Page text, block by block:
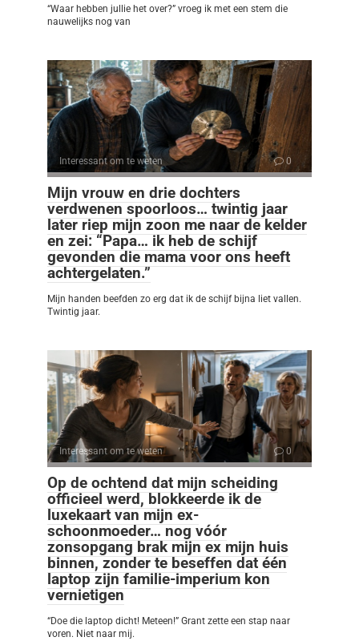
“Waar hebben jullie het over?” vroeg ik met een stem die
nauwelijks nog van
Interessant om te weten 0
Mijn vrouw en drie dochters
verdwenen spoorloos… twintig jaar
later riep mijn zoon me naar de kelder
en zei: “Papa… ik heb de schijf
gevonden die mama voor ons heeft
achtergelaten.”
Mijn handen beefden zo erg dat ik de schijf bijna liet vallen.
Twintig jaar.
Interessant om te weten 0
Op de ochtend dat mijn scheiding
officieel werd, blokkeerde ik de
luxekaart van mijn ex-
schoonmoeder… nog vóór
zonsopgang brak mijn ex mijn huis
binnen, zonder te beseffen dat één
laptop zijn familie-imperium kon
vernietigen
“Doe die laptop dicht! Meteen!” Grant zette een stap naar
voren. Niet naar mij.